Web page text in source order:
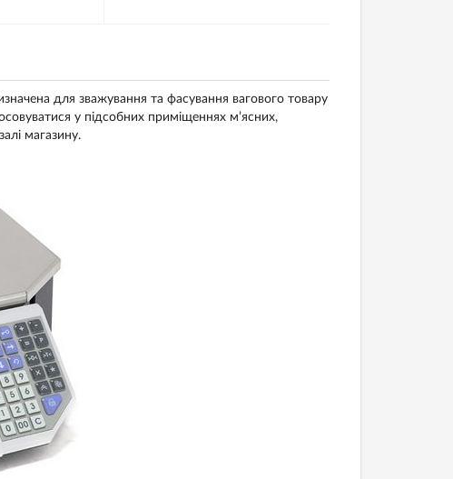
для зважування та фасування вагового товару
у підсобних приміщеннях м’ясних,
магазину.